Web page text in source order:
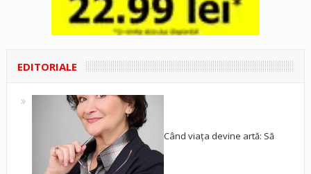
EDITORIALE
Când viața devine artă: Să